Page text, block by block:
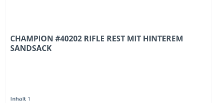
CHAMPION #40202 RIFLE REST MIT HINTEREM
SANDSACK
Inhalt 1